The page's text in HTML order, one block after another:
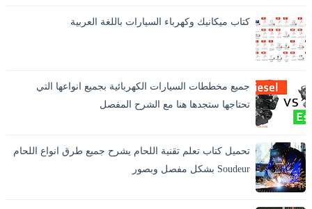
كتاب ميكانيك وكهرباء السيارات باللغة العربية
جميع مخططات السيارات الكهربائية بجميع انواعها التي
تحتاجها ستجدها هنا مع الشرح المفصل
تحميل كتاب تعلم تقنية اللحام يشرح جميع طرق انواع اللحام
Soudeur بشكل مفصل وبصور